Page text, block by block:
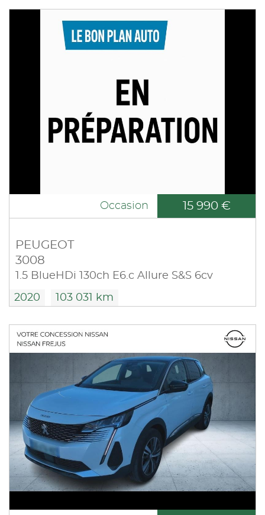
Occasion 15 990 €
PEUGEOT
3008
1.5 BlueHDi 130ch E6.c Allure S&S 6cv
2020 103 031 km